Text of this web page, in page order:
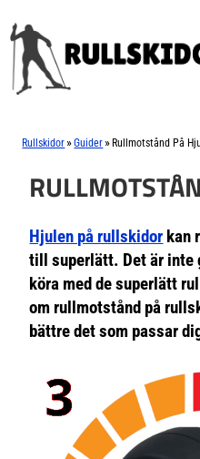
Rullskidor »Guider » Rullmotstånd På
Hjulen på rullskidor kan
till superlätt. Det är
köra med de superlätt
om rullmotstånd på
bättre det som passar